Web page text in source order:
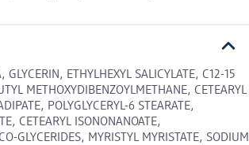
GLYCERIN, ETHYLHEXYL SALICYLATE, C12-15
METHOXYDIBENZOYLMETHANE, CETEARYL
POLYGLYCERYL-6 STEARATE,
CETEARYL ISONONANOATE,
GLYCERIDES, MYRISTYL MYRISTATE, SODIUM